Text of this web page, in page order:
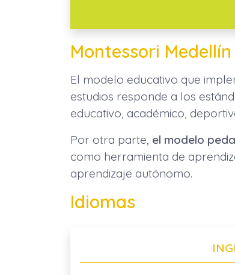
Montessori
El modelo educativo que
estudios responde a los
educativo, académico,
Por otra parte, el modelo
como herramienta de
aprendizaje autónomo.
Idiomas